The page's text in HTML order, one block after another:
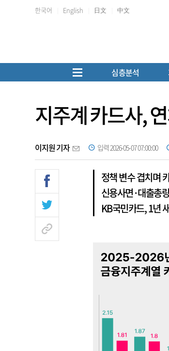
한국어 English 日文 中文
심층분석
지주계 카드사,
이지원 기자 입력 2026-05-07 07:00:00
정책 변수 겹치며
신용사면·대출총
KB국민카드, 1년